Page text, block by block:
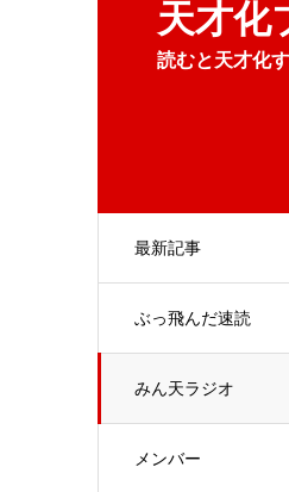
天才化
読むと天才化
最新記事
ぶっ飛んだ速読
みん天ラジオ
メンバー